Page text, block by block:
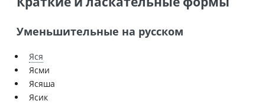
Уменьшительные на русском
Яся
Ясми
Ясяша
Ясик